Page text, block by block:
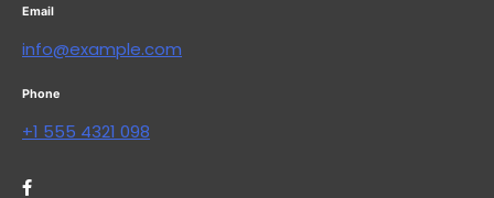
Email
info@example.com
Phone
+1 555 4321 098